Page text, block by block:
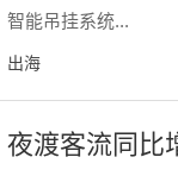
智能吊挂系统...
出海
夜渡客流同比